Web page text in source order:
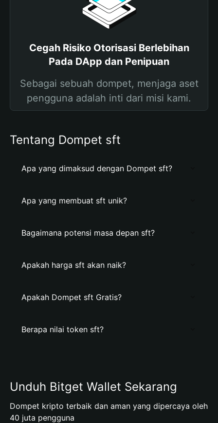
Cegah Risiko Otorisasi Berlebihan
Pada DApp dan Penipuan
Sebagai sebuah dompet, menjaga aset
pengguna adalah inti dari misi kami.
Tentang Dompet sft
Apa yang dimaksud dengan Dompet sft?
Apa yang membuat sft unik?
Bagaimana potensi masa depan sft?
Apakah harga sft akan naik?
Apakah Dompet sft Gratis?
Berapa nilai token sft?
Unduh Bitget Wallet Sekarang
Dompet kripto terbaik dan aman yang dipercaya oleh
40 juta pengguna